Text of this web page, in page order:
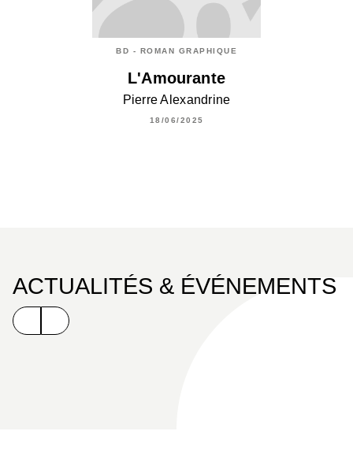
BD - ROMAN GRAPHIQUE
L'Amourante
Pierre Alexandrine
18/06/2025
ACTUALITÉS & ÉVÉNEMENTS